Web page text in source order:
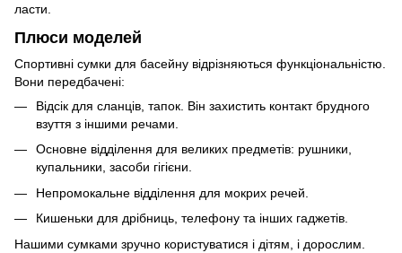
ласти.
Плюси моделей
Спортивні сумки для басейну відрізняються функціональністю.
Вони передбачені:
Відсік для сланців, тапок. Він захистить контакт брудного
взуття з іншими речами.
Основне відділення для великих предметів: рушники,
купальники, засоби гігієни.
Непромокальне відділення для мокрих речей.
Кишеньки для дрібниць, телефону та інших гаджетів.
Нашими сумками зручно користуватися і дітям, і дорослим.